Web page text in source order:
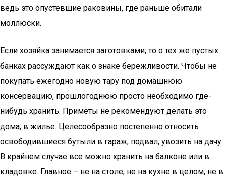
ведь это опустевшие раковины, где раньше обитали
моллюски.
Если хозяйка занимается заготовками, то о тех же пустых
банках рассуждают как о знаке бережливости. Чтобы не
покупать ежегодно новую тару под домашнюю
консервацию, прошлогоднюю просто необходимо где-
нибудь хранить. Приметы не рекомендуют делать это
дома, в жилье. Целесообразно постепенно относить
освободившиеся бутыли в гараж, подвал, увозить на дачу.
В крайнем случае все можно хранить на балконе или в
кладовке. Главное – не на столе, не на кухне в целом, не в